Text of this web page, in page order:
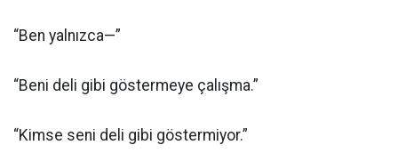
“Ben yalnızca—”
“Beni deli gibi göstermeye çalışma.”
“Kimse seni deli gibi göstermiyor.”